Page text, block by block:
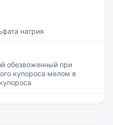
натрия
обезвоженный при
купороса мелом в